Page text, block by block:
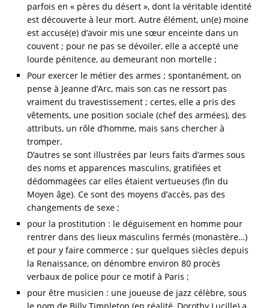
parfois en « pères du désert », dont la véritable identité
est découverte à leur mort. Autre élément, un(e) moine
est accusé(e) d’avoir mis une sœur enceinte dans un
couvent ; pour ne pas se dévoiler, elle a accepté une
lourde pénitence, au demeurant non mortelle ;
Pour exercer le métier des armes ; spontanément, on
pense à Jeanne d’Arc, mais son cas ne ressort pas
vraiment du travestissement ; certes, elle a pris des
vêtements, une position sociale (chef des armées), des
attributs, un rôle d’homme, mais sans chercher à
tromper.
D’autres se sont illustrées par leurs faits d’armes sous
des noms et apparences masculins, gratifiées et
dédommagées car elles étaient vertueuses (fin du
Moyen âge). Ce sont des moyens d’accès, pas des
changements de sexe ;
pour la prostitution : le déguisement en homme pour
rentrer dans des lieux masculins fermés (monastère…)
et pour y faire commerce ; sur quelques siècles depuis
la Renaissance, on dénombre environ 80 procès
verbaux de police pour ce motif à Paris ;
pour être musicien : une joueuse de jazz célèbre, sous